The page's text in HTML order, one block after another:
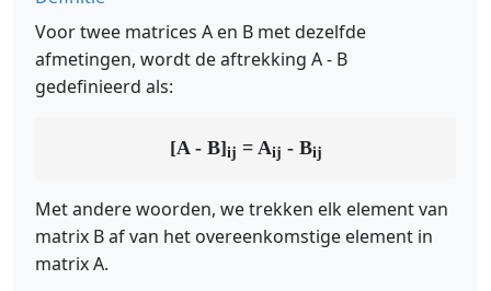
Voor twee matrices A en B met dezelfde
afmetingen, wordt de aftrekking A - B
gedefinieerd als:
[A - B]ij = Aij - Bij
Met andere woorden, we trekken elk element van
matrix B af van het overeenkomstige element in
matrix A.